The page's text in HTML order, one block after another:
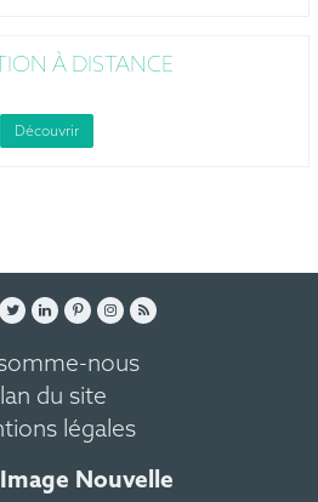
À DISTANCE
Découvrir
nous
du site
légales
Nouvelle